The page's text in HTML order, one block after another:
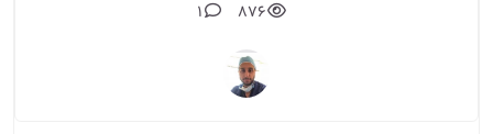
876
1